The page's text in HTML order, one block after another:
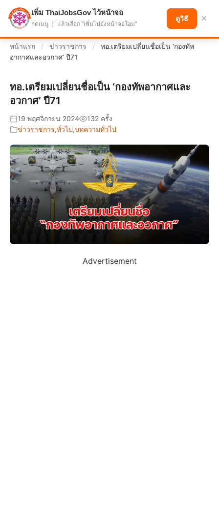
แบ่งปันโอกาส เพื่ออนาคตที่ก้าวหน้า
หน้าแรก / ข่าวราชการ /
ทอ.เตรียมเปลี่ยนชื่อเป็น ‘กองทัพ
อากาศและอวกาศ’ ปี71
ทอ.เตรียมเปลี่ยนชื่อเป็น ‘กองทัพอากาศและ
อวกาศ’ ปี71
19 พฤศจิกายน 2024
132 ครั้ง
ข่าวราชการ,ทั่วไป,บทความทั่วไป
Advertisement
เพิ่ม ThaiJobsGov ไว้หน้าจอ
กดเมนู ⋮ แล้วเลือก "เพิ่มไปยังหน้าจอโฮม"
ดูวิธี ×